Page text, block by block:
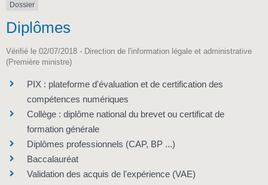
Dossier
Diplômes
Vérifié le 02/07/2018 - Direction de l'information légale et administrative
(Première ministre)
PIX : plateforme d'évaluation et de certification des
compétences numériques
Collège : diplôme national du brevet ou certificat de
formation générale
Diplômes professionnels (CAP, BP ...)
Baccalauréat
Validation des acquis de l'expérience (VAE)